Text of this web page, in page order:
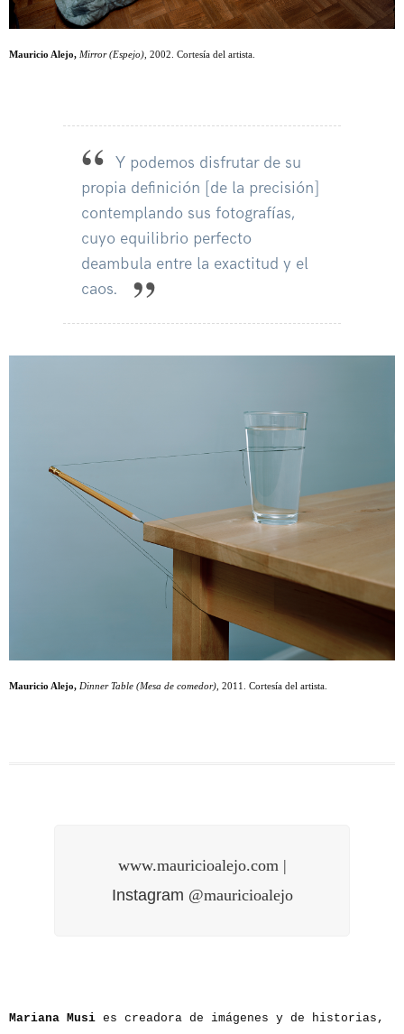
Mauricio Alejo, Mirror (Espejo) , 2002. Cortesía del artista.
Y podemos disfrutar de su
propia definición [de la precisión]
contemplando sus fotografías,
cuyo equilibrio perfecto
deambula entre la exactitud y el
caos.
Mauricio Alejo, Dinner Table (Mesa de comedor), 2011. Cortesía del artista.
www.mauricioalejo.com|
Instagram @mauricioalejo
Mariana Musi es creadora de imágenes y de historias,